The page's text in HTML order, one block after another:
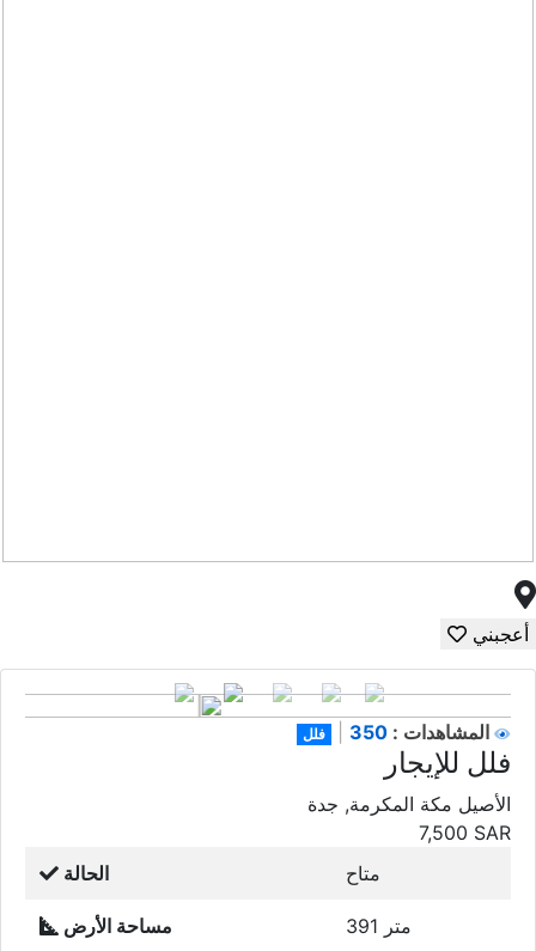
أعجبني
فلل المشاهدات :
فلل للإيجار
الأصيل مكة المكرمة, جدة
7,500 SAR
الحالة
متاح
مساحة الأرض 391 متر